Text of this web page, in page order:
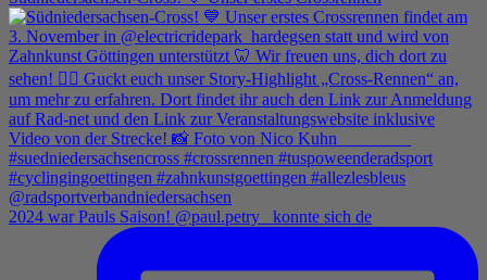
2024 war Pauls Saison! @paul.petry_ konnte sich de